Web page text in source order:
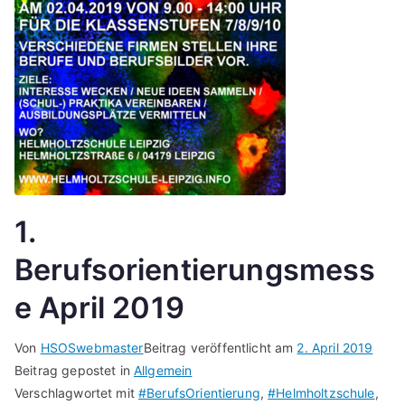
1.
Berufsorientierungsmess
e April 2019
Von HSOSwebmasterBeitrag veröffentlicht am 2. April 2019
Beitrag gepostet inAllgemein
Verschlagwortet mit#BerufsOrientierung,#Helmholtzschule,